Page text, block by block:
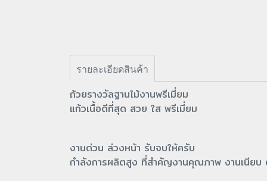
รายละเอียดสินค้า
ถ้วยรางวัลฐานไม้งานพรีเมี่ยม
แก้วเนื้อดีที่สุด สวย ใส พรีเมี่ยม
งานด่วน ล่วงหน้า รับจบให้ครับ
กำลังการผลิตสูง ที่สำคัญงานคุณภาพ งานเนียบ